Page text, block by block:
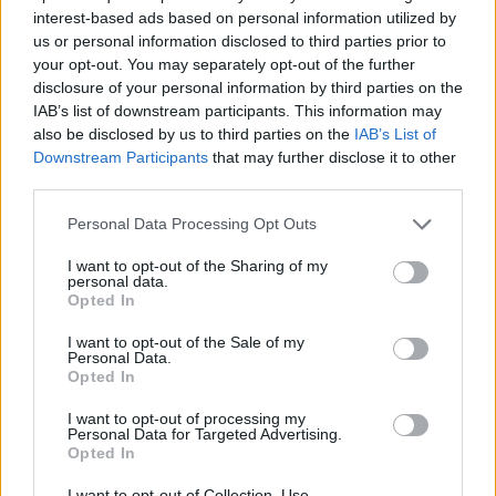
interest-based ads based on personal information utilized by
us or personal information disclosed to third parties prior to
your opt-out. You may separately opt-out of the further
disclosure of your personal information by third parties on the
IAB’s list of downstream participants. This information may
also be disclosed by us to third parties on the IAB’s List of
Downstream Participants that may further disclose it to other
Personal Data Processing Opt Outs
I want to opt-out of the Sharing of my
personal data.
Opted In
I want to opt-out of the Sale of my
Personal Data.
Opted In
I want to opt-out of processing my
Personal Data for Targeted Advertising.
Opted In
vero e proprio “effetto Ronaldo” che sta conquistando anche il
commercio online. Le categorie di prodotti di idealo.it in cui appare il
termine “Ronaldo” vanno dai profumi da uomo alla rasatura & cura
della barba, dai detergenti corpo alla moda & accessori e
coinvolgono anche il settore dell’elettronica, dei telefoni e di Internet
e dell’intimo uomo.
L’effetto Ronaldo ha coinvolto in particolar modo le maglie da calcio,
popolare e la più desiderata online, seguita da quella del Real Madrid
e solo in terza posizione da quella dell’Inter. La classifica vede poi la
maglia di Barcellona, Bayern Monaco, Chelsea, Milan, Siviglia,
Arsenal e Borussia Dortmund. In Europa, invece, la maglia della
quella del Barcellona e seguita da Bayern Monaco e Real Madrid.
Anche i bambini non sono esclusi dalla passione per il calciatore, le